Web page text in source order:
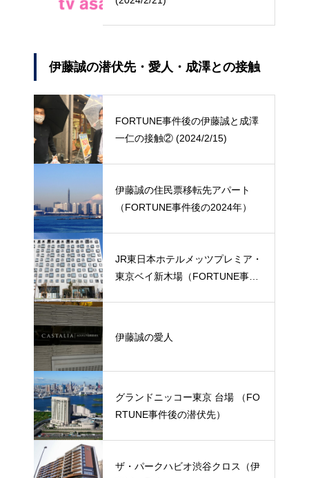
伊藤誠の潜伏先・愛人・成澤との接触
FORTUNE事件後の伊藤誠と成澤
一仁の接触② (2024/2/15)
伊藤誠の住民票移転先アパート
（FORTUNE事件後の2024年）
JR東日本ホテルメッツプレミア・
東京ベイ新木場（FORTUNE事件
伊藤誠の愛人
グランドニッコー東京 台場 （FO
RTUNE事件後の潜伏先）
ザ・パークハビオ渋谷クロス（伊